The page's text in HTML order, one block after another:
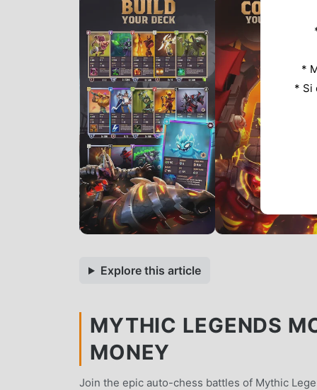
Explore this article
MYTHIC LEGENDS
MONEY
Join the epic auto-chess battles of Mythic
*
* Si